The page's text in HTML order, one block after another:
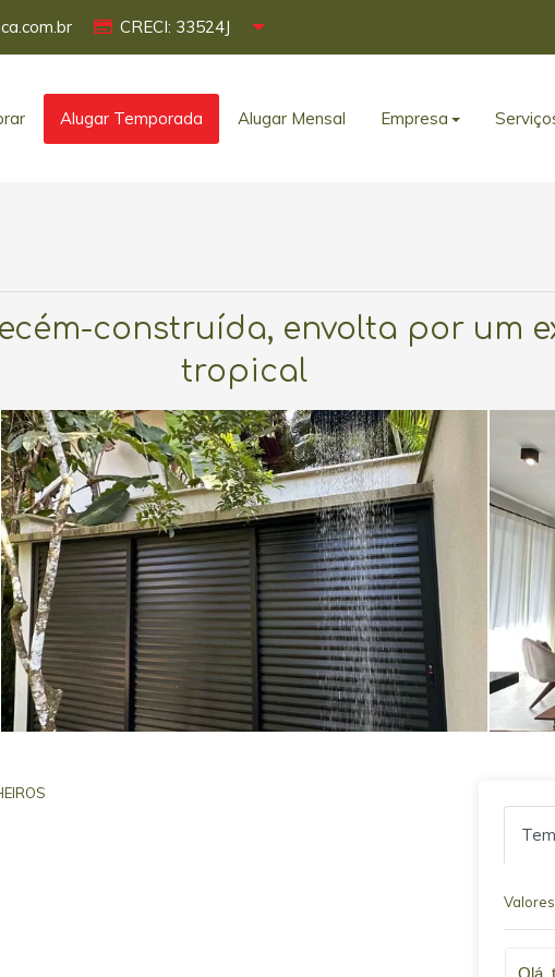
CRECI: 33524J
Alugar Temporada Alugar Mensal Empresa
construída, envolta por um
tropical